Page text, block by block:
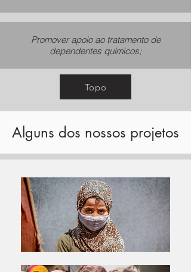
Promover apoio ao tratamento de
dependentes químicos;
Topo
Alguns dos nossos projetos